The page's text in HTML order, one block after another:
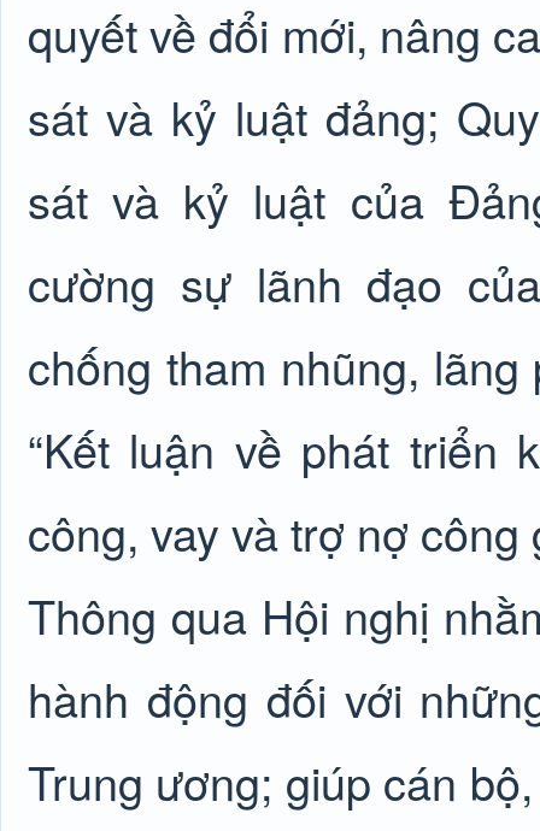
quyết về đổi mới, nâng
sát và kỷ luật đảng;
sát và kỷ luật của
cường sự lãnh đạo
chống tham nhũng,
“Kết luận về phát triển
công, vay và trợ nợ
Thông qua Hội nghị
hành động đối với
Trung ương; giúp cán